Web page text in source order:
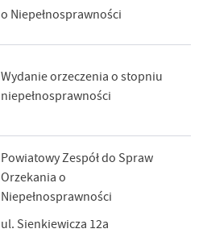
o Niepełnosprawności
Wydanie orzeczenia o stopniu
niepełnosprawności
Powiatowy Zespół do Spraw
Orzekania o
Niepełnosprawności
ul. Sienkiewicza 12a